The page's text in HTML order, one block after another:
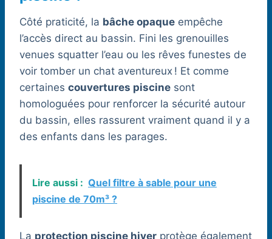
Côté praticité, la bâche opaque empêche
l’accès direct au bassin. Fini les grenouilles
venues squatter l’eau ou les rêves funestes de
voir tomber un chat aventureux ! Et comme
certaines couvertures piscine sont
homologuées pour renforcer la sécurité autour
du bassin, elles rassurent vraiment quand il y a
des enfants dans les parages.
Lire aussi : Quel filtre à sable pour une
piscine de 70m³ ?
La protection piscine hiver protège également